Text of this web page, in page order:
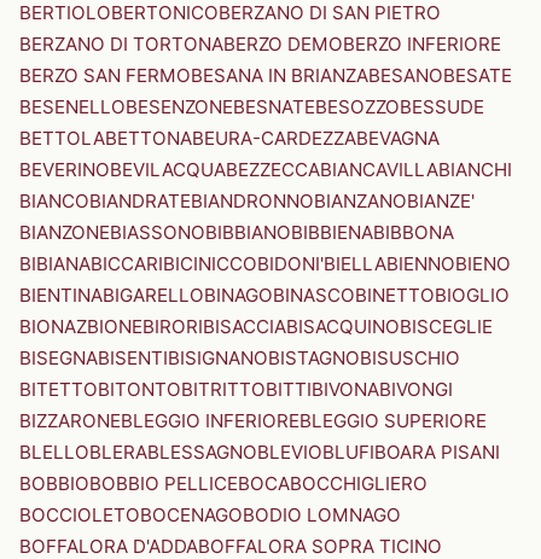
BERTIOLOBERTONICOBERZANO DI SAN PIETRO
BERZANO DI TORTONABERZO DEMOBERZO INFERIORE
BERZO SAN FERMOBESANA IN BRIANZABESANOBESATE
BESENELLOBESENZONEBESNATEBESOZZOBESSUDE
BETTOLABETTONABEURA-CARDEZZABEVAGNA
BEVERINOBEVILACQUABEZZECCABIANCAVILLABIANCHI
BIANCOBIANDRATEBIANDRONNOBIANZANOBIANZE'
BIANZONEBIASSONOBIBBIANOBIBBIENABIBBONA
BIBIANABICCARIBICINICCOBIDONI'BIELLABIENNOBIENO
BIENTINABIGARELLOBINAGOBINASCOBINETTOBIOGLIO
BIONAZBIONEBIRORIBISACCIABISACQUINOBISCEGLIE
BISEGNABISENTIBISIGNANOBISTAGNOBISUSCHIO
BITETTOBITONTOBITRITTOBITTIBIVONABIVONGI
BIZZARONEBLEGGIO INFERIOREBLEGGIO SUPERIORE
BLELLOBLERABLESSAGNOBLEVIOBLUFIBOARA PISANI
BOBBIOBOBBIO PELLICEBOCABOCCHIGLIERO
BOCCIOLETOBOCENAGOBODIO LOMNAGO
BOFFALORA D'ADDABOFFALORA SOPRA TICINO